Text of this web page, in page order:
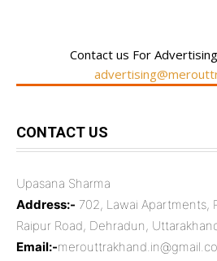
Contact us For
CONTACT US
Upasana Sharma
Address:- 702, Lawai Apartments,
Raipur Road, Dehradun,
Email:-